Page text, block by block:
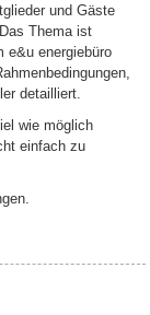
und Gäste
Thema ist
e&u energiebüro
detailliert.
wie möglich
einfach zu